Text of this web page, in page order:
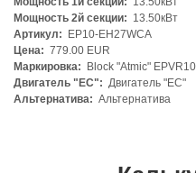
Мощность 2й секции: 13.50кВт
Артикул:
EP10-EH27WCA
Цена: 779.00 EUR
Маркировка:
Block "Atmic"
Двигатель "ЕС": Двигатель "ЕС"
Альтернатива: Альтернатива